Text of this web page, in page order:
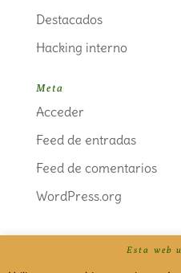
Destacados
Hacking interno
Meta
Acceder
Feed de entradas
Feed de comentarios
WordPress.org
Esta web